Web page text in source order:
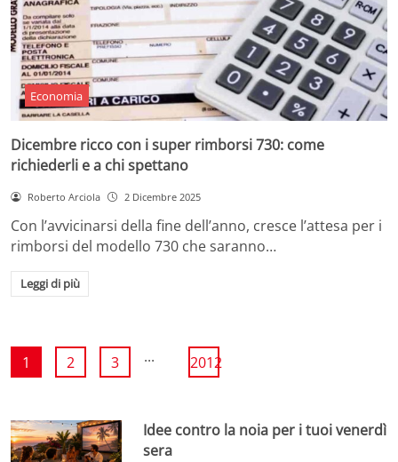
Economia
Dicembre ricco con i super rimborsi 730: come
richiederli e a chi spettano
Roberto Arciola 2 Dicembre 2025
Con l’avvicinarsi della fine dell’anno, cresce l’attesa per i
rimborsi del modello 730 che saranno…
Leggi di più
1 2 3 ... 2012
Idee contro la noia per i tuoi venerdì
sera